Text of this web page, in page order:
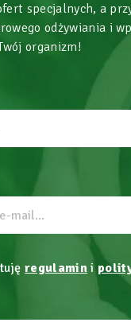
specjalnych, a
odżywiania i
organizm!
regulamin i